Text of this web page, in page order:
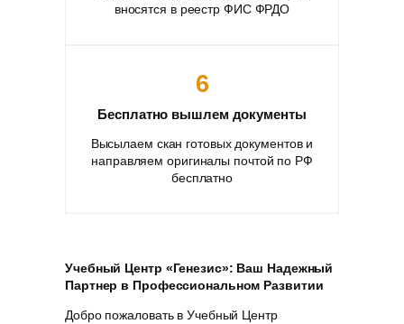
вносятся в реестр ФИС ФРДО
6
Бесплатно вышлем документы
Высылаем скан готовых документов и
направляем оригиналы почтой по РФ
бесплатно
Учебный Центр «Генезис»: Ваш Надежный
Партнер в Профессиональном Развитии
Добро пожаловать в Учебный Центр